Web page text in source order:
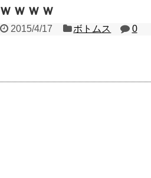
ｗｗｗｗ
2015/4/17 ボトムス 0